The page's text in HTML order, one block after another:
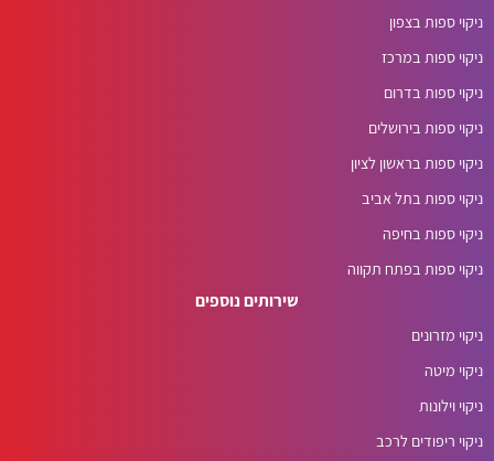
ניקוי ספות בצפון
ניקוי ספות במרכז
ניקוי ספות בדרום
ניקוי ספות בירושלים
ניקוי ספות בראשון לציון
ניקוי ספות בתל אביב
ניקוי ספות בחיפה
ניקוי ספות בפתח תקווה
שירותים נוספים
ניקוי מזרונים
ניקוי מיטה
ניקוי וילונות
ניקוי ריפודים לרכב